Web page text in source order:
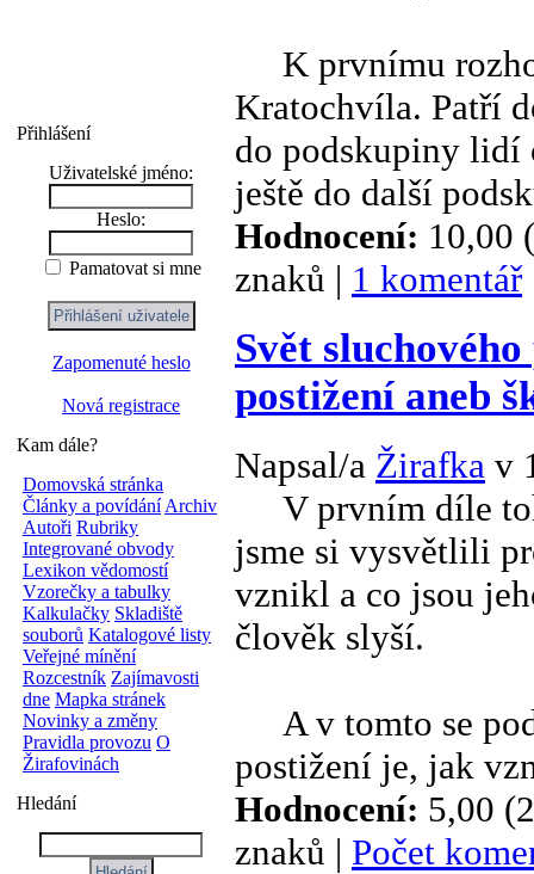
Přihlášení
Uživatelské jméno:
Heslo:
Pamatovat si mne
Zapomenuté heslo
Nová registrace
Kam dále?
Domovská stránka
Články a povídání Archiv
Autoři Rubriky
Integrované obvody
Lexikon vědomostí
Vzorečky a tabulky
Kalkulačky Skladiště
souborů Katalogové listy
Veřejné mínění
Rozcestník Zajímavosti
dne Mapka stránek
Novinky a změny
Pravidla provozu O
Žirafovinách
Hledání
K prvnímu
Kratochvíla. Patří
do podskupiny lidí
ještě do další
Hodnocení: 10,00
znaků | 1 komentář
Svět
postižení aneb
Napsal/a Žirafka v
V prvním díle
jsme si vysvětlili
vznikl a co jsou
člověk slyší.
A v tomto se
postižení je, jak
Hodnocení: 5,00
znaků | Počet